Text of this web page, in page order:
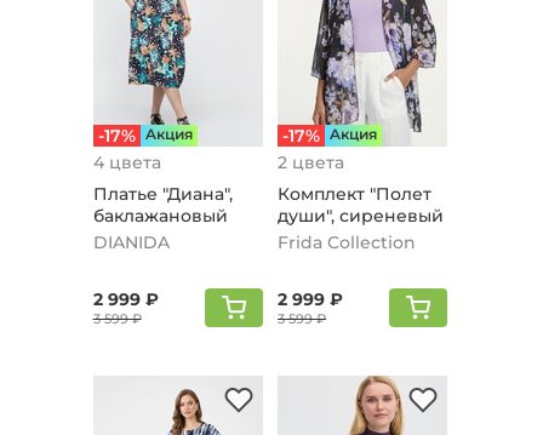
-17% Aкция
4 цвета
Плaтье "Диaна",
баклажановый
DIANIDA
2 999 ₽
3 599 ₽
-17% Aкция
2 цвета
Комплект "Полет
души", сиреневый
Frida Collection
2 999 ₽
3 599 ₽